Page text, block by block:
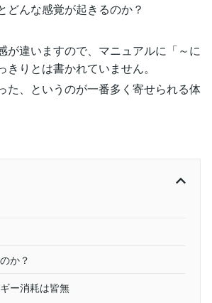
どんな感覚が起きるのか？
が違いますので、マニュアルに「～に
きりとは書かれていません。
た、というのが一番多く寄せられる体
か？
ー消耗は皆無